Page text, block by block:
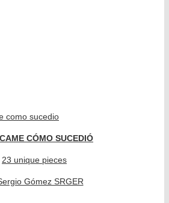
CÓMO SUCEDIÓ
23 unique pieces
Gómez SRGER